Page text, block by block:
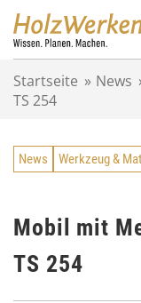
Startseite » News
TS 254
News Werkzeug &
Mobil mit
TS 254